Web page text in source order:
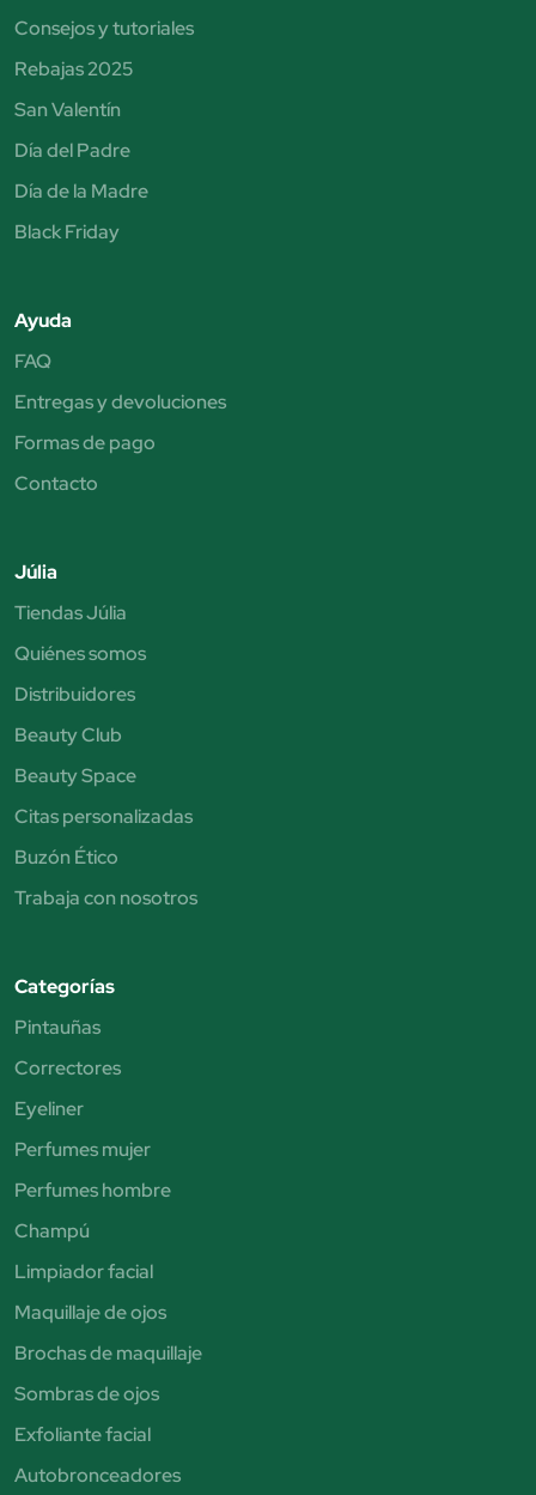
Consejos y tutoriales
Rebajas 2025
San Valentín
Día del Padre
Día de la Madre
Black Friday
Ayuda
FAQ
Entregas y devoluciones
Formas de pago
Contacto
Júlia
Tiendas Júlia
Quiénes somos
Distribuidores
Beauty Club
Beauty Space
Citas personalizadas
Buzón Ético
Trabaja con nosotros
Categorías
Pintauñas
Correctores
Eyeliner
Perfumes mujer
Perfumes hombre
Champú
Limpiador facial
Maquillaje de ojos
Brochas de maquillaje
Sombras de ojos
Exfoliante facial
Autobronceadores